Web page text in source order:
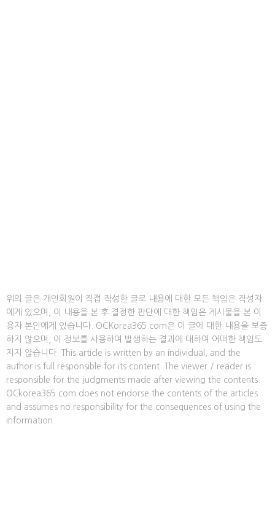
위의 글은 개인회원이 직접 작성한 글로 내용에 대한 모든 책임은 작성자
에게 있으며, 이 내용을 본 후 결정한 판단에 대한 책임은 게시물을 본 이
용자 본인에게 있습니다. OCKorea365.com은 이 글에 대한 내용을 보증
하지 않으며, 이 정보를 사용하여 발생하는 결과에 대하여 어떠한 책임도
지지 않습니다. This article is written by an individual, and the
author is full responsible for its content. The viewer / reader is
responsible for the judgments made after viewing the contents.
OCkorea365.com does not endorse the contents of the articles
and assumes no responsibility for the consequences of using the
information.